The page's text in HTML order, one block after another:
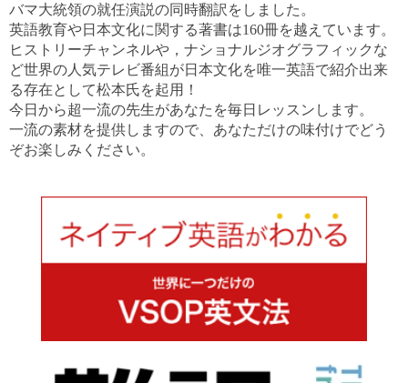
バマ大統領の就任演説の同時翻訳をしました。
英語教育や日本文化に関する著書は160冊を越えています。
ヒストリーチャンネルや，ナショナルジオグラフィックな
ど世界の人気テレビ番組が日本文化を唯一英語で紹介出来
る存在として松本氏を起用！
今日から超一流の先生があなたを毎日レッスンします。
一流の素材を提供しますので、あなただけの味付けでどう
ぞお楽しみください。